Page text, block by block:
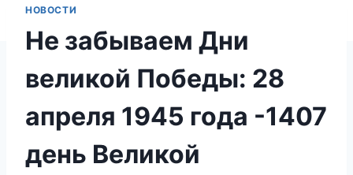
НОВОСТИ
Не забываем Дни
великой Победы: 28
апреля 1945 года -1407
день Великой